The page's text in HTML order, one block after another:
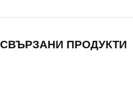
СВЪРЗАНИ ПРОДУКТИ